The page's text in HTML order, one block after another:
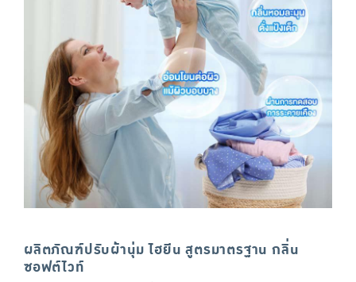
ผลิตภัณฑ์ปรับผ้านุ่ม ไฮยีน สูตรมาตรฐาน กลิ่น
ซอฟต์ไวท์